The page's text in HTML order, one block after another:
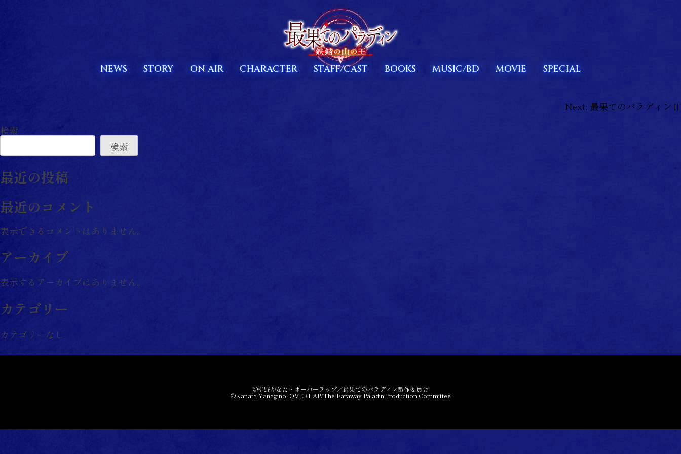
NEWS STORY ON AIR CHARACTER STAFF/CAST BOOKS MUSIC/BD MOVIE SPECIAL
稿
ナ
ビ
ゲ
ー
シ
ョ
ン
Next: 最果てのパラディンⅡ
検索
検索
最近の投稿
最近のコメント
表示できるコメントはありません。
アーカイブ
表示するアーカイブはありません。
カテゴリー
カテゴリーなし
©柳野かなた・オーバーラップ／最果てのパラディン製作委員会
©Kanata Yanagino, OVERLAP/The Faraway Paladin Production Committee